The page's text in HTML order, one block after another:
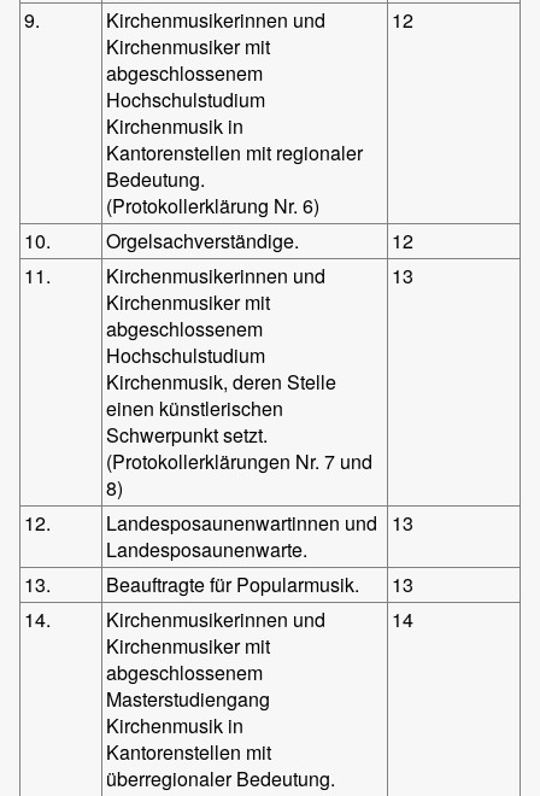
9.
Kirchenmusikerinnen und
Kirchenmusiker mit
abgeschlossenem
Hochschulstudium
Kirchenmusik in
Kantorenstellen mit regionaler
Bedeutung.
(Protokollerklärung Nr. 6)
12
10. Orgelsachverständige.
12
11.
Kirchenmusikerinnen und
Kirchenmusiker mit
abgeschlossenem
Hochschulstudium
Kirchenmusik, deren Stelle
einen künstlerischen
Schwerpunkt setzt.
(Protokollerklärungen Nr. 7 und
8)
13
12.
Landesposaunenwartinnen und
Landesposaunenwarte.
13
13. Beauftragte für Popularmusik.
13
14.
Kirchenmusikerinnen und
Kirchenmusiker mit
abgeschlossenem
Masterstudiengang
Kirchenmusik in
Kantorenstellen mit
überregionaler Bedeutung.
14